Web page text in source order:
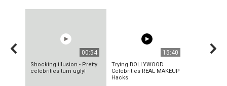
00:54
Shocking illusion - Pretty
celebrities turn ugly!
15:40
Trying BOLLYWOOD
Celebrities REAL MAKEUP
Hacks